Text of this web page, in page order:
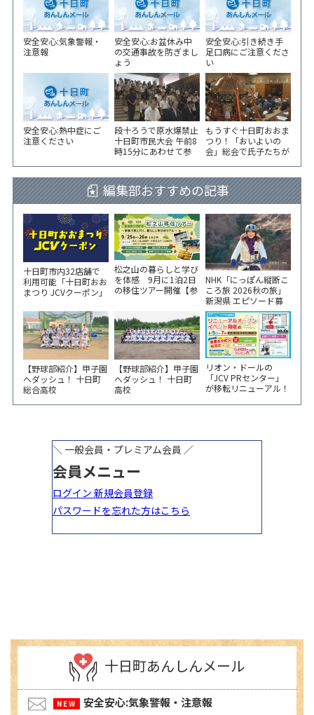
安全安心:気象警報・
注意報
安全安心:お盆休み中
の交通事故を防ぎまし
ょう
安全安心:引き続き手
足口病にご注意くださ
い
安全安心:熱中症にご
注意ください
段十ろうで原水爆禁止
十日町市民大会 午前8
時15分にあわせて参
もうすぐ十日町おおま
つり！「おいよいの
会」総会で氏子たちが
編集部おすすめの記事
十日町市内32店舗で
利用可能「十日町おお
まつり JCVクーポン」
い！
松之山の暮らしと学び
を体感 9月に1泊2日
の移住ツアー開催【参
NHK「にっぽん縦断こ
ころ旅 2026秋の旅」
新潟県 エピソード募
集中！
【野球部紹介】甲子園
へダッシュ！ 十日町
総合高校
【野球部紹介】甲子園
へダッシュ！ 十日町
高校
リオン・ドールの
「JCV PRセンター」
が移転リニューアル！
ベント開催
十日町あんしんメール
安全安心:気象警報・注意報